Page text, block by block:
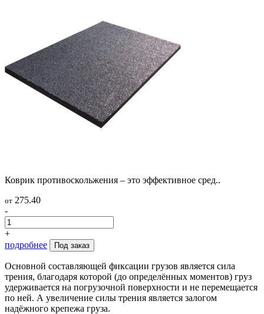
Коврик противоскольжения – это эффективное сред..
от 275.40
-
+
подробнее
Под заказ
Основной составляющей фиксации грузов является сила
трения, благодаря которой (до определённых моментов) груз
удерживается на погрузочной поверхности и не перемещается
по ней. А увеличение силы трения является залогом
надёжного крепежа груза.